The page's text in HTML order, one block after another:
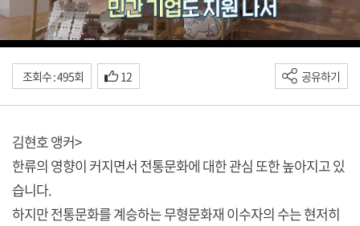
조회수 : 495회 12 공유하기
김현호 앵커>
한류의 영향이 커지면서 전통문화에 대한 관심 또한 높아지고 있
습니다.
하지만 전통문화를 계승하는 무형문화재 이수자의 수는 현저히